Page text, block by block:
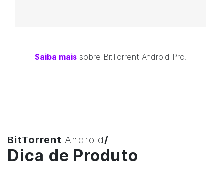
Saiba mais sobre BitTorrent Android Pro.
BitTorrent Android/
Dica de Produto